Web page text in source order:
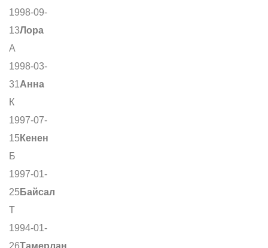
1998-09-
13Лора
А
1998-03-
31Анна
К
1997-07-
15 Кенен
Б
1997-01-
25 Байсал
Т
1994-01-
26Тамерлан